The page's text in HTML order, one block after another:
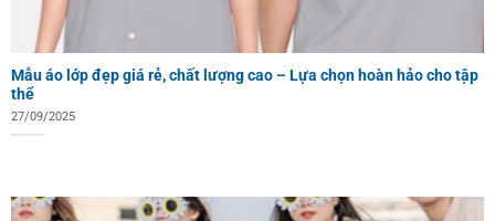
Mẫu áo lớp đẹp giá rẻ, chất lượng cao – Lựa chọn hoàn hảo cho tập
thể
27/09/2025